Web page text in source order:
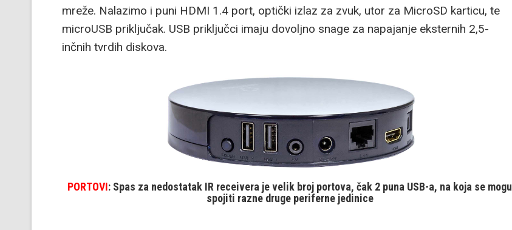
mreže. Nalazimo i puni HDMI 1.4 port, optički izlaz za zvuk, utor za MicroSD karticu, te
microUSB priključak. USB priključci imaju dovoljno snage za napajanje eksternih 2,5-
inčnih tvrdih diskova.
PORTOVI: Spas za nedostatak IR receivera je velik broj portova, čak 2 puna USB-a, na koja se mogu
spojiti razne druge periferne jedinice